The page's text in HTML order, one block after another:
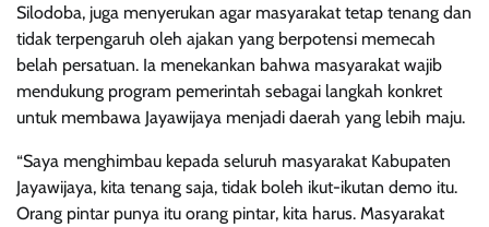
Silodoba, juga menyerukan agar masyarakat tetap tenang dan
tidak terpengaruh oleh ajakan yang berpotensi memecah
belah persatuan. Ia menekankan bahwa masyarakat wajib
mendukung program pemerintah sebagai langkah konkret
untuk membawa Jayawijaya menjadi daerah yang lebih maju.
“Saya menghimbau kepada seluruh masyarakat Kabupaten
Jayawijaya, kita tenang saja, tidak boleh ikut-ikutan demo itu.
Orang pintar punya itu orang pintar, kita harus. Masyarakat